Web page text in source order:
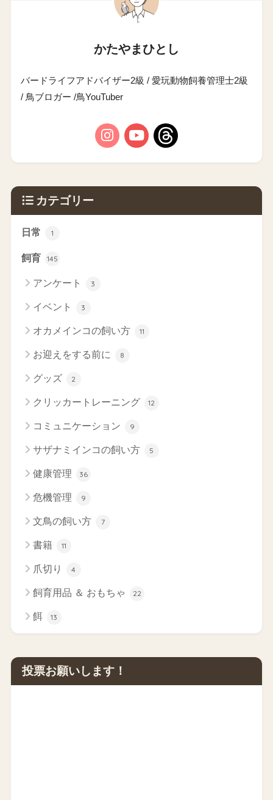
かたやまひとし
バードライフアドバイザー2級 / 愛玩動物飼養管理士2級
/ 鳥ブロガー /鳥YouTuber
カテゴリー
日常 1
飼育 145
アンケート 3
イベント 3
オカメインコの飼い方 11
お迎えをする前に 8
グッズ 2
クリッカートレーニング 12
コミュニケーション 9
サザナミインコの飼い方 5
健康管理 36
危機管理 9
文鳥の飼い方 7
書籍 11
爪切り 4
飼育用品 ＆ おもちゃ 22
餌 13
投票お願いします！